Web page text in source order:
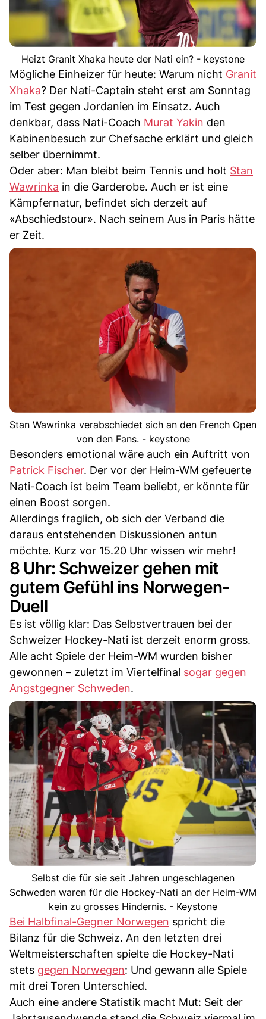
Heizt Granit Xhaka heute der Nati ein? - keystone
Mögliche Einheizer für heute: Warum nicht Granit
Xhaka? Der Nati-Captain steht erst am Sonntag
im Test gegen Jordanien im Einsatz. Auch
denkbar, dass Nati-Coach Murat Yakin den
Kabinenbesuch zur Chefsache erklärt und gleich
selber übernimmt.
Oder aber: Man bleibt beim Tennis und holt Stan
Wawrinka in die Garderobe. Auch er ist eine
Kämpfernatur, befindet sich derzeit auf
«Abschiedstour». Nach seinem Aus in Paris hätte
er Zeit.
Stan Wawrinka verabschiedet sich an den French Open
von den Fans. - keystone
Besonders emotional wäre auch ein Auftritt von
Patrick Fischer. Der vor der Heim-WM gefeuerte
Nati-Coach ist beim Team beliebt, er könnte für
einen Boost sorgen.
Allerdings fraglich, ob sich der Verband die
daraus entstehenden Diskussionen antun
möchte. Kurz vor 15.20 Uhr wissen wir mehr!
8 Uhr: Schweizer gehen mit
gutem Gefühl ins Norwegen-
Duell
Es ist völlig klar: Das Selbstvertrauen bei der
Schweizer Hockey-Nati ist derzeit enorm gross.
Alle acht Spiele der Heim-WM wurden bisher
gewonnen – zuletzt im Viertelfinal sogar gegen
Angstgegner Schweden.
Selbst die für sie seit Jahren ungeschlagenen
Schweden waren für die Hockey-Nati an der Heim-WM
kein zu grosses Hindernis. - Keystone
Bei Halbfinal-Gegner Norwegen spricht die
Bilanz für die Schweiz. An den letzten drei
Weltmeisterschaften spielte die Hockey-Nati
stets gegen Norwegen: Und gewann alle Spiele
mit drei Toren Unterschied.
Auch eine andere Statistik macht Mut: Seit der